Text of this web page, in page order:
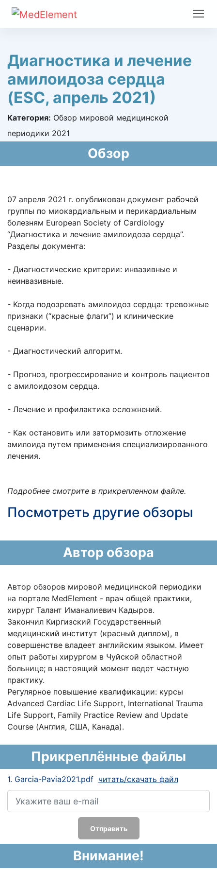
Диагностика и лечение
амилоидоза сердца
(ESC, апрель 2021)
Категория: Обзор мировой медицинской
периодики 2021
Обзор
07 апреля 2021 г. опубликован документ рабочей
группы по миокардиальным и перикардиальным
болезням European Society of Cardiology
“Диагностика и лечение амилоидоза сердца”.
Разделы документа:
- Диагностические критерии: инвазивные и
неинвазивные.
- Когда подозревать амилоидоз сердца: тревожные
признаки (“красные флаги”) и клинические
сценарии.
- Диагностический алгоритм.
- Прогноз, прогрессирование и контроль пациентов
с амилоидозом сердца.
- Лечение и профилактика осложнений.
- Как остановить или затормозить отложение
амилоида путем применения специализированного
лечения.
Подробнее смотрите в прикрепленном файле.
Посмотреть другие обзоры
Автор обзора
Автор обзоров мировой медицинской периодики
на портале MedElement - врач общей практики,
хирург Талант Иманалиевич Кадыров.
Закончил Киргизский Государственный
медицинский институт (красный диплом), в
совершенстве владеет английским языком. Имеет
опыт работы хирургом в Чуйской областной
больнице; в настоящий момент ведет частную
практику.
Регулярное повышение квалификации: курсы
Advanced Cardiac Life Support, International Trauma
Life Support, Family Practice Review and Update
Course (Англия, США, Канада).
Прикреплённые файлы
1. Garcia-Pavia2021.pdf читать/скачать файл
Отправить
Внимание!